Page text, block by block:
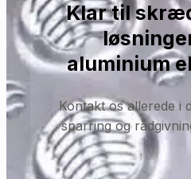
Klar til
aluminium
Kontakt os allerede i
sparring og